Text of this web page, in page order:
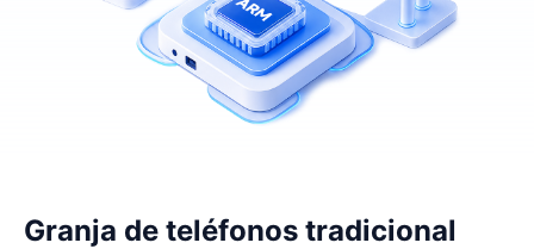
Granja de teléfonos tradicional